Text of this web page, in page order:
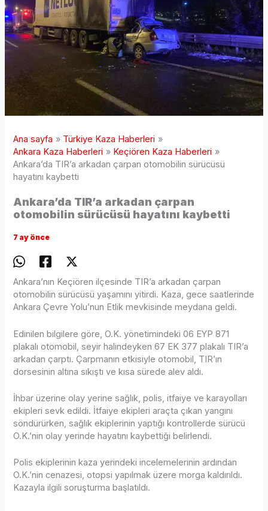
Ana sayfa
Türkiye Kaza Haberleri
Ankara Kaza Haberleri
Keçiören Kaza Haberleri
Ankara’da TIR’a arkadan çarpan otomobilin sürücüsü
hayatını kaybetti
Ankara’da TIR’a arkadan çarpan
otomobilin sürücüsü hayatını kaybetti
7 ay önce
Ankara’nın Keçiören ilçesinde TIR’a arkadan çarpan
otomobilin sürücüsü yaşamını yitirdi. Kaza, gece saatlerinde
Ankara Çevre Yolu’nun Etlik mevkisinde meydana geldi.
Edinilen bilgilere göre, O.K. yönetimindeki 06 EYP 871
plakalı otomobil, seyir halindeyken 67 EK 377 plakalı TIR’a
arkadan çarptı. Çarpmanın etkisiyle otomobil, TIR’ın
dorsesinin altına sıkıştı ve kısa sürede alev aldı.
İhbar üzerine olay yerine sağlık, polis, itfaiye ve karayolları
ekipleri sevk edildi. İtfaiye ekipleri araçta çıkan yangını
söndürürken, sağlık ekiplerinin yaptığı kontrollerde sürücü
O.K.’nin olay yerinde hayatını kaybettiği belirlendi.
Polis ekiplerinin kaza yerindeki incelemelerinin ardından
O.K.’nin cenazesi, otopsi yapılmak üzere morga kaldırıldı.
Kazayla ilgili soruşturma başlatıldı.